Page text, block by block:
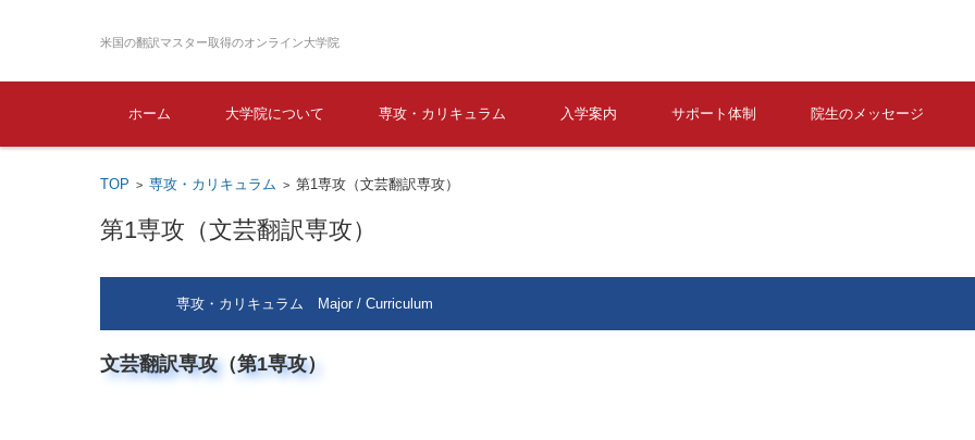
米国の翻訳マスター取得のオンライン大学院
コンテンツに移動
ホーム
大学院について 専攻・カリキュラム 入学案内 サポート体制 院生のメッセージ
TOP > 専攻・カリキュラム > 第1専攻（文芸翻訳専攻）
第1専攻（文芸翻訳専攻）
専攻・カリキュラム Major / Curriculum
文芸翻訳専攻（第1専攻）